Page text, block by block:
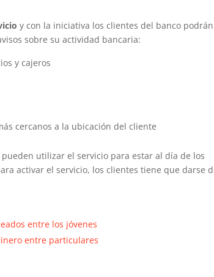
y con la iniciativa los clientes del banco podrán
sobre su actividad bancaria:
y cajeros
cercanos a la ubicación del cliente
utilizar el servicio para estar al día de los
activar el servicio, los clientes tiene que darse
entre los jóvenes
entre particulares